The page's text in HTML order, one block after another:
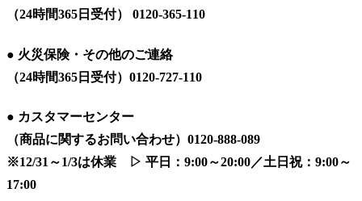
（24時間365日受付） 0120-365-110
● 火災保険・その他のご連絡
（24時間365日受付）0120-727-110
● カスタマーセンター
（商品に関するお問い合わせ）0120-888-089
※12/31～1/3は休業 ▷ 平日：9:00～20:00／土日祝：9:00～
17:00